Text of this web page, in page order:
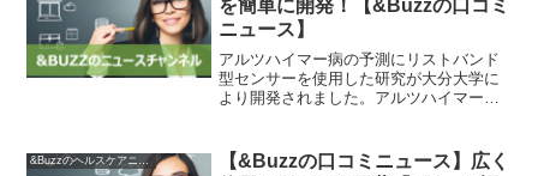
を簡単に開発！【&Buzzの口コミ
ニュース】
アルツハイマー病の予測にリストバンド
型センサーを使用した研究が大分大学に
より開発されました。アルツハイマー病
ることで神経細胞が破壊されると考えら
&Buzzのヘルスケアニュース
【&Buzzの口コミニュース】広く